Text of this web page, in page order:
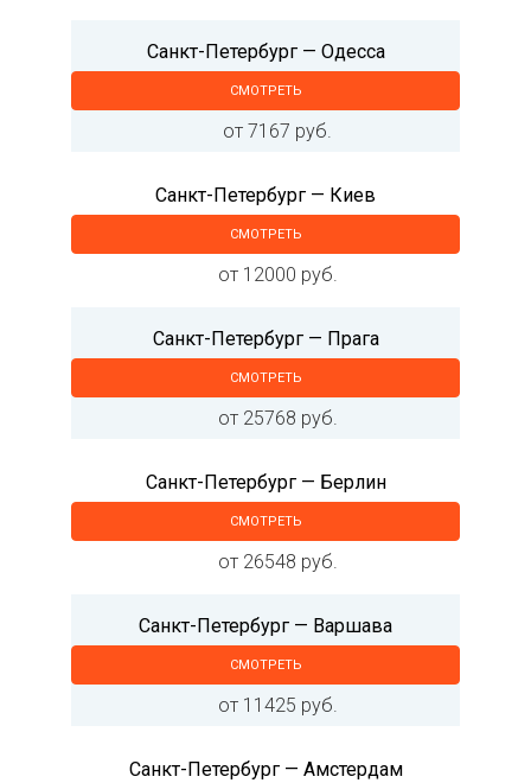
Санкт-Петербург — Одесса
СМОТРЕТЬ
от 7167 руб.
Санкт-Петербург — Киев
СМОТРЕТЬ
от 12000 руб.
Санкт-Петербург — Прага
СМОТРЕТЬ
от 25768 руб.
Санкт-Петербург — Берлин
СМОТРЕТЬ
от 26548 руб.
Санкт-Петербург — Варшава
СМОТРЕТЬ
от 11425 руб.
Санкт-Петербург — Амстердам